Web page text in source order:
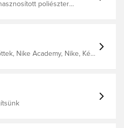
poliészter
amelyekben tárolhatod
Nike Academy, Nike, Kék,